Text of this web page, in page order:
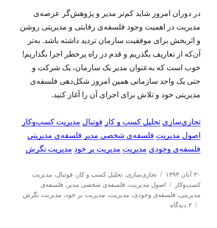
در دوران امروز شاید کم‌تر مدیر و پژوهش‌گر عرصه‌ی
مدیریت در اهمیت وجود فلسفه‌ی رقابتی و مدیریتی روشن
و اثربخش برای موفقیت سازمان تردید داشته باشد. به‌تر
آن‌که از تعاریف بگذریم و قدم در راه پرخطر اجرا بگذاریم!
خوب است که به‌عنوان مدیر یک سازمان، یک شرکت و
حتی یک واحد سازمانی همین امروز شکل‌دهی فلسفه‌ی
مدیریتی خود و تلاش برای اجرای آن را آغاز کنید.
تجاری‌سازی تحلیل کسب و کار فوتبال مدیریت کسب‌و‌کار
اصول مدیریت فلسفه‌ی شخصی مدیر فلسفه‌ی مدیریتی
فلسفه‌ی وجودی مدیریت مدیریت بر خود مدیریت نگرش
ا
ر
س
۳۰ آبان ۱۳۹۴
د
س
ت
تجاری‌سازی،تحلیل كسب و كار ،فوتبال، مدیریت
كسب‌و‌كار
ب
ر
اصول مدیریت،فلسفه‌ی شخصی مدیر ،فلسفه‌ی
مدیریتی،فلسفه‌ی وجودی، مدیریت، مدیریت بر خود ، مدیریت نگرش
۲ دیدگاه